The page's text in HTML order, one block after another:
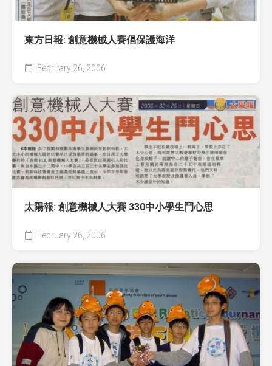
東方日報: 創意機械人賽倡保護海洋
February 26, 2006
太陽報: 創意機械人大賽 330中小學生鬥心思
February 26, 2006